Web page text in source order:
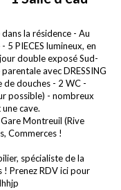
la résidence - Au
5 PIECES lumineux, en
double exposé Sud-
avec DRESSING
de douches - 2 WC -
possible) - nombreux
cave.
Montreuil (Rive
Commerces !
spécialiste de la
! Prenez RDV ici pour